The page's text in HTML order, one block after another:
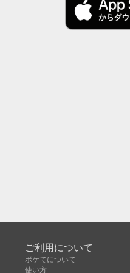
ご利用について
ボケてについて
使い方